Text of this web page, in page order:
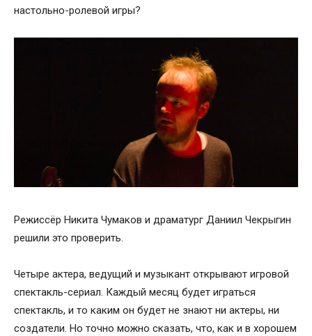
настольно-ролевой игры?
Режиссёр Никита Чумаков и драматург Даниил Чекрыгин
решили это проверить.
Четыре актера, ведущий и музыкант открывают игровой
спектакль-сериал. Каждый месяц будет играться
спектакль, и то каким он будет не знают ни актеры, ни
создатели. Но точно можно сказать, что, как и в хорошем